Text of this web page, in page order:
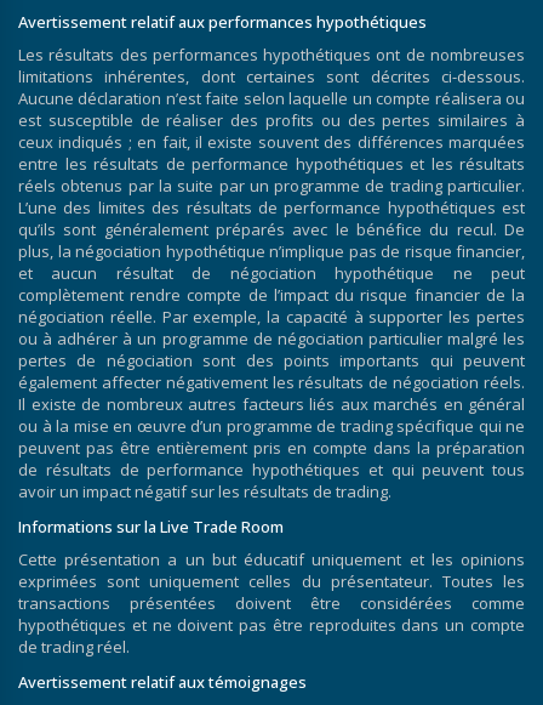
Avertissement relatif aux performances hypothétiques
Les résultats des performances hypothétiques ont de nombreuses
limitations inhérentes, dont certaines sont décrites ci-dessous.
Aucune déclaration n’est faite selon laquelle un compte réalisera ou
est susceptible de réaliser des profits ou des pertes similaires à
ceux indiqués ; en fait, il existe souvent des différences marquées
entre les résultats de performance hypothétiques et les résultats
réels obtenus par la suite par un programme de trading particulier.
L’une des limites des résultats de performance hypothétiques est
qu’ils sont généralement préparés avec le bénéfice du recul. De
plus, la négociation hypothétique n’implique pas de risque financier,
et aucun résultat de négociation hypothétique ne peut
complètement rendre compte de l’impact du risque financier de la
négociation réelle. Par exemple, la capacité à supporter les pertes
ou à adhérer à un programme de négociation particulier malgré les
pertes de négociation sont des points importants qui peuvent
également affecter négativement les résultats de négociation réels.
Il existe de nombreux autres facteurs liés aux marchés en général
ou à la mise en œuvre d’un programme de trading spécifique qui ne
peuvent pas être entièrement pris en compte dans la préparation
de résultats de performance hypothétiques et qui peuvent tous
avoir un impact négatif sur les résultats de trading.
Informations sur la Live Trade Room
Cette présentation a un but éducatif uniquement et les opinions
exprimées sont uniquement celles du présentateur. Toutes les
transactions présentées doivent être considérées comme
hypothétiques et ne doivent pas être reproduites dans un compte
de trading réel.
Avertissement relatif aux témoignages